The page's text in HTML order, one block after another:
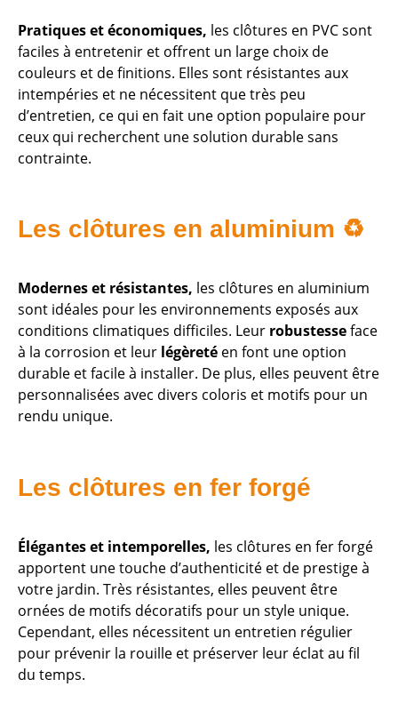
Pratiques et économiques, les clôtures en PVC sont
faciles à entretenir et offrent un large choix de
couleurs et de finitions. Elles sont résistantes aux
intempéries et ne nécessitent que très peu
d’entretien, ce qui en fait une option populaire pour
ceux qui recherchent une solution durable sans
contrainte.
Les clôtures en aluminium ♻️
Modernes et résistantes, les clôtures en aluminium
sont idéales pour les environnements exposés aux
conditions climatiques difficiles. Leur robustesseface
à la corrosion et leur légèreté en font une option
durable et facile à installer. De plus, elles peuvent être
personnalisées avec divers coloris et motifs pour un
rendu unique.
Les clôtures en fer forgé
Élégantes et intemporelles, les clôtures en fer forgé
apportent une touche d’authenticité et de prestige à
votre jardin. Très résistantes, elles peuvent être
ornées de motifs décoratifs pour un style unique.
Cependant, elles nécessitent un entretien régulier
pour prévenir la rouille et préserver leur éclat au fil
du temps.